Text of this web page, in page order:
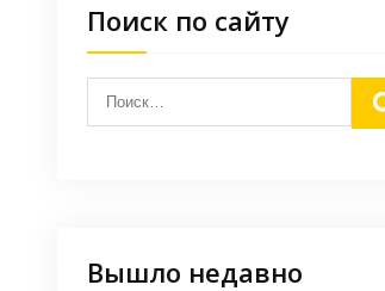
Поиск по сайту
Вышло недавно